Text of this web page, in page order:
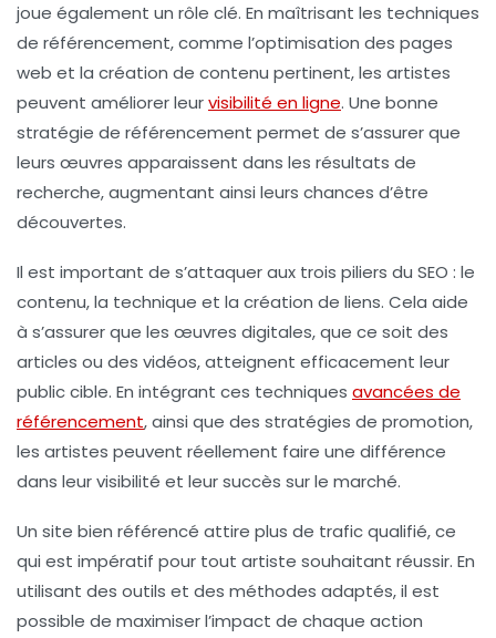
joue également un rôle clé. En maîtrisant les techniques
de référencement, comme l’optimisation des pages
web et la création de contenu pertinent, les artistes
peuvent améliorer leurvisibilité en ligne. Une bonne
stratégie de référencement permet de s’assurer que
leurs œuvres apparaissent dans les résultats de
recherche, augmentant ainsi leurs chances d’être
découvertes.
Il est important de s’attaquer aux trois piliers du SEO : le
contenu, la technique et la création de liens. Cela aide
à s’assurer que les œuvres digitales, que ce soit des
articles ou des vidéos, atteignent efficacement leur
public cible. En intégrant ces techniques avancées de
référencement, ainsi que des stratégies de promotion,
les artistes peuvent réellement faire une différence
dans leur visibilité et leur succès sur le marché.
Un site bien référencé attire plus de trafic qualifié, ce
qui est impératif pour tout artiste souhaitant réussir. En
utilisant des outils et des méthodes adaptés, il est
possible de maximiser l’impact de chaque action